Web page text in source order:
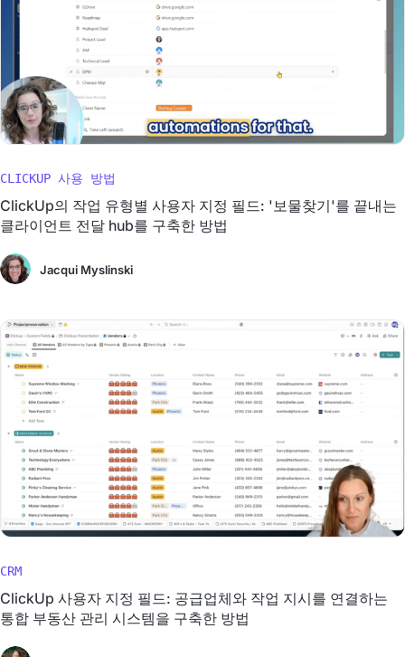
CLICKUP 사용 방법
ClickUp의 작업 유형별 사용자 지정 필드: '보물찾기'를 끝내는
클라이언트 전달 hub를 구축한 방법
Jacqui Myslinski
CRM
ClickUp 사용자 지정 필드: 공급업체와 작업 지시를 연결하는
통합 부동산 관리 시스템을 구축한 방법